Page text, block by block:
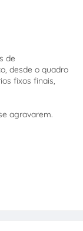
de
desde o quadro
fixos finais,
agravarem.